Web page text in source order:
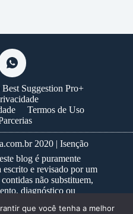
Best Suggestion Pro+
Termos de Uso
2020 | Isenção
blog é puramente
e revisado por um
não substituem,
diagnóstico ou
a algo que tenha lido
que você tenha a melhor